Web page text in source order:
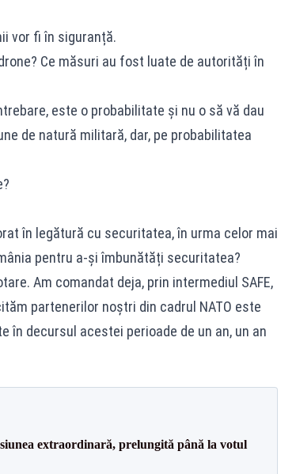
vor fi în siguranță.
Ce măsuri au fost luate de autorități în
este o probabilitate și nu o să vă dau
de natură militară, dar, pe probabilitatea
în legătură cu securitatea, în urma celor mai
pentru a-și îmbunătăți securitatea?
Am comandat deja, prin intermediul SAFE,
partenerilor noștri din cadrul NATO este
în decursul acestei perioade de un an, un an
extraordinară, prelungită până la votul